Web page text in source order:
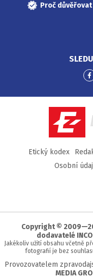
Proč
Etický kodex
Osobní
Copyright ©
dodavatelé
Jakékoliv užití obsahu včetně
fotografií je bez
Provozovatelem
MEDIA